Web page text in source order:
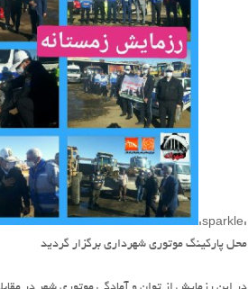
:sparkle:
محل پارکینگ موتوری شهرداری برگزار گردید